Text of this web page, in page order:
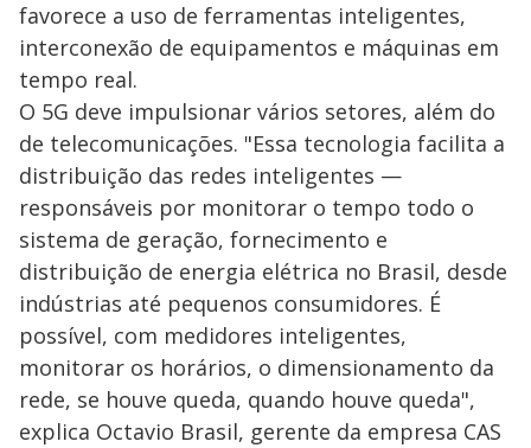
favorece a uso de ferramentas inteligentes,
interconexão de equipamentos e máquinas em
tempo real.
O 5G deve impulsionar vários setores, além do
de telecomunicações. "Essa tecnologia facilita a
distribuição das redes inteligentes —
responsáveis por monitorar o tempo todo o
sistema de geração, fornecimento e
distribuição de energia elétrica no Brasil, desde
indústrias até pequenos consumidores. É
possível, com medidores inteligentes,
monitorar os horários, o dimensionamento da
rede, se houve queda, quando houve queda",
explica Octavio Brasil, gerente da empresa CAS